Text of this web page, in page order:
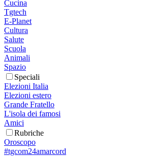
Cucina
Tgtech
E-Planet
Cultura
Salute
Scuola
Animali
Spazio
Speciali
Elezioni Italia
Elezioni estero
Grande Fratello
L'isola dei famosi
Amici
Rubriche
Oroscopo
#tgcom24amarcord